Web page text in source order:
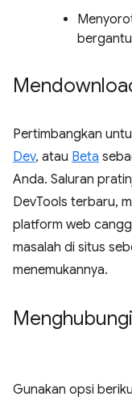
Pertimbangkan
Dev, atau Beta
Anda. Saluran
DevTools terbaru,
platform web
masalah di situs
menemukannya.
Gunakan opsi